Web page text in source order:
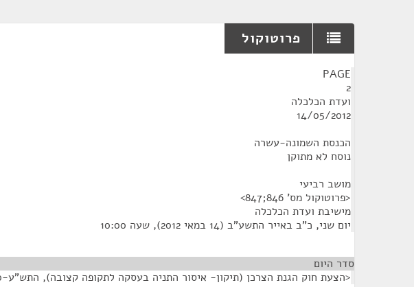
פרוטוקול
PAGE
2
ועדת הכלכלה
14/05/2012
הכנסת השמונה-עשרה
נוסח לא מתוקן
מושב רביעי
<פרוטוקול מס' 846;847>
מישיבת ועדת הכלכלה
יום שני, כ"ב באייר התשע"ב (14 במאי 2012), שעה 10:00
סדר היום
<הצעת חוק הגנת הצרכן (תיקון- איסור התניה בעסקה לתקופה קצובה), התש"ע-2010>